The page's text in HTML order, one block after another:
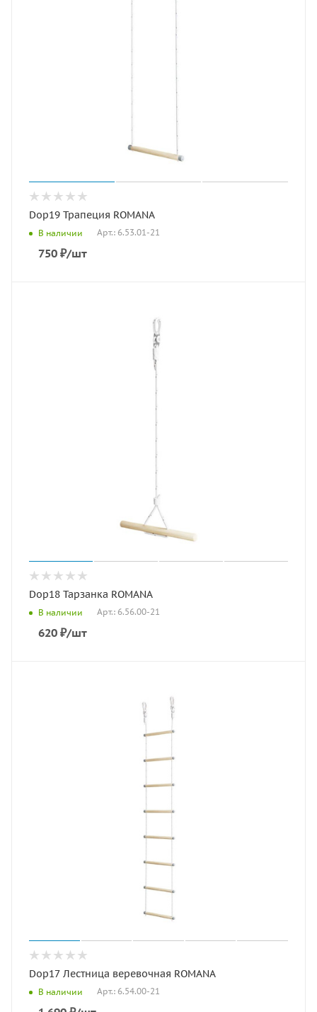
Dop19 Трапеция ROMANA
В наличии Арт.: 6.53.01-21
750 ₽/шт
Dop18 Тарзанка ROMANA
В наличии Арт.: 6.56.00-21
620 ₽/шт
Dop17 Лестница веревочная ROMANA
В наличии Арт.: 6.54.00-21